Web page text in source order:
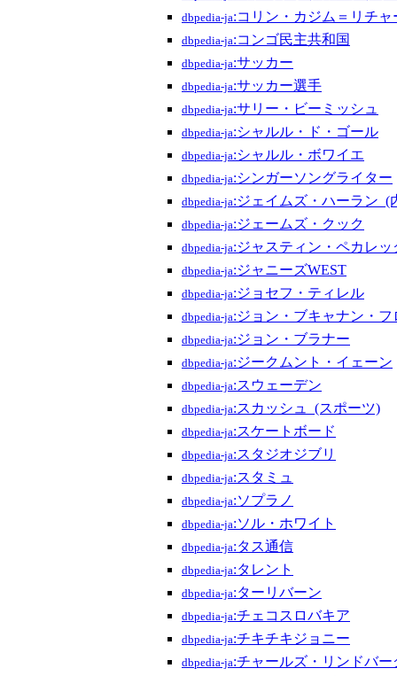
dbpedia-ja:コリン・カジム＝リチャ
dbpedia-ja:コンゴ民主共和国
dbpedia-ja:サッカー
dbpedia-ja:サッカー選手
dbpedia-ja:サリー・ビーミッシュ
dbpedia-ja:シャルル・ド・ゴール
dbpedia-ja:シャルル・ボワイエ
dbpedia-ja:シンガーソングライター
dbpedia-ja:ジェイムズ・ハーラン_(
dbpedia-ja:ジェームズ・クック
dbpedia-ja:ジャスティン・ペカレッ
dbpedia-ja:ジャニーズWEST
dbpedia-ja:ジョセフ・ティレル
dbpedia-ja:ジョン・ブキャナン・フ
dbpedia-ja:ジョン・ブラナー
dbpedia-ja:ジークムント・イェーン
dbpedia-ja:スウェーデン
dbpedia-ja:スカッシュ_(スポーツ)
dbpedia-ja:スケートボード
dbpedia-ja:スタジオジブリ
dbpedia-ja:スタミュ
dbpedia-ja:ソプラノ
dbpedia-ja:ソル・ホワイト
dbpedia-ja:タス通信
dbpedia-ja:タレント
dbpedia-ja:ターリバーン
dbpedia-ja:チェコスロバキア
dbpedia-ja:チキチキジョニー
dbpedia-ja:チャールズ・リンドバー